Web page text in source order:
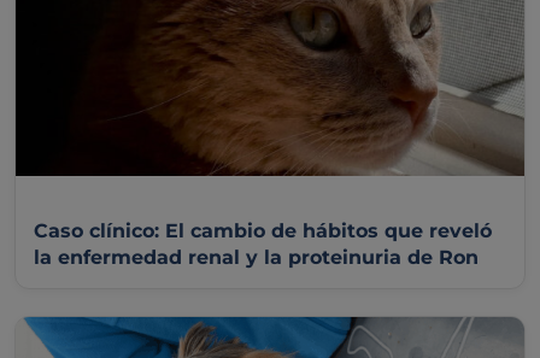
Caso clínico: El cambio de hábitos que reveló
la enfermedad renal y la proteinuria de Ron